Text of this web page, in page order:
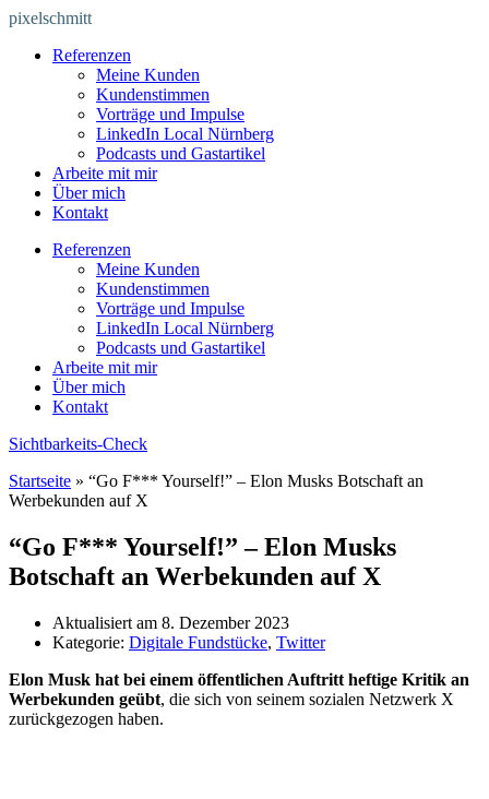
Zum
springen
pixelschmitt
Referenzen
Meine Kunden
Kundenstimmen
Vorträge und Impulse
LinkedIn Local Nürnberg
Podcasts und Gastartikel
Arbeite mit mir
Über mich
Kontakt
Referenzen
Meine Kunden
Kundenstimmen
Vorträge und Impulse
LinkedIn Local Nürnberg
Podcasts und Gastartikel
Arbeite mit mir
Über mich
Kontakt
Sichtbarkeits-Check
Startseite » “Go F*** Yourself!” – Elon Musks Botschaft an
Werbekunden auf X
“Go F*** Yourself!” – Elon Musks
Botschaft an Werbekunden auf X
Aktualisiert am 8. Dezember 2023
Kategorie: Digitale Fundstücke, Twitter
Elon Musk hat bei einem öffentlichen Auftritt heftige Kritik an
Werbekunden geübt, die sich von seinem sozialen Netzwerk X
zurückgezogen haben.